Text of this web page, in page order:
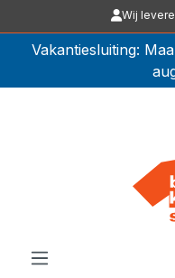
Ga naar de hoofdinhoud
Wij
Vakantiesluiting: